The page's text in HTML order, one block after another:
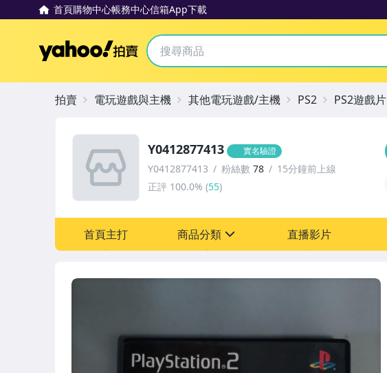
首頁購物中心帳務中心信箱App下載
Yahoo拍賣
Y0412877413 實名驗證
Y0412877413 粉絲數 78
15分鐘前上線
正評 100.0% (55)
首頁主打 商品分類
電腦、平板與周邊
直播影片
拍賣 電玩遊戲與主機 其他電玩遊戲/主機 PS2 PS2遊戲片